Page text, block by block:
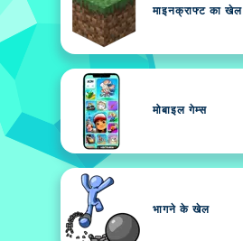
माइनक्राफ्ट का खेल
मोबाइल गेम्स
भागने के खेल